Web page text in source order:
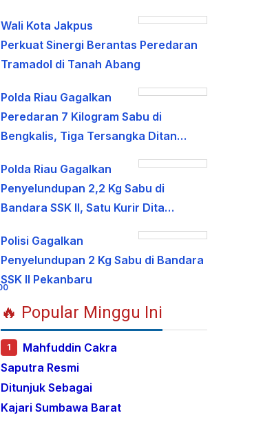
Wali Kota Jakpus
Perkuat Sinergi Berantas Peredaran
Tramadol di Tanah Abang
Polda Riau Gagalkan
Peredaran 7 Kilogram Sabu di
Bengkalis, Tiga Tersangka Ditan…
Polda Riau Gagalkan
Penyelundupan 2,2 Kg Sabu di
Bandara SSK II, Satu Kurir Dita…
Polisi Gagalkan
Penyelundupan 2 Kg Sabu di Bandara
SSK II Pekanbaru
🔥 Popular Minggu Ini
1
Mahfuddin Cakra
Saputra Resmi
Ditunjuk Sebagai
Kajari Sumbawa Barat